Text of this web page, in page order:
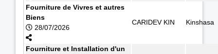
Fourniture de Vivres et autres
Biens
28/07/2026
CARIDEV KIN Kinshasa
Fourniture et Installation d'un